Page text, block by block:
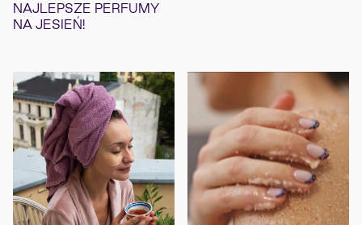
NAJLEPSZE PERFUMY
NA JESIEŃ!